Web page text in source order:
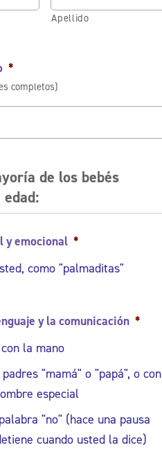
Apellido
*
completos)
de los bebés
y emocional *
como "palmaditas"
y la comunicación *
la mano
"mamá" o "papá", o con
especial
"no" (hace una pausa
cuando usted la dice)